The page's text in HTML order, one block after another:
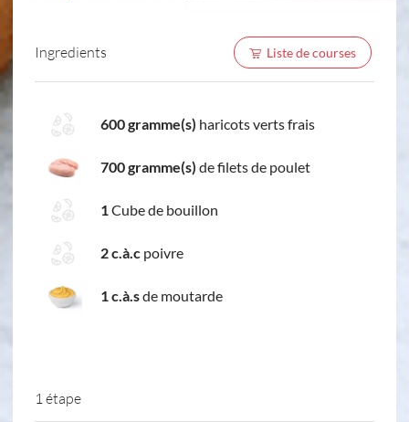
Ingredients Liste de courses
600 gramme(s) haricots verts frais
700 gramme(s) de filets de poulet
1Cube de bouillon
2 c.à.c poivre
1 c.à.sde moutarde
1 étape